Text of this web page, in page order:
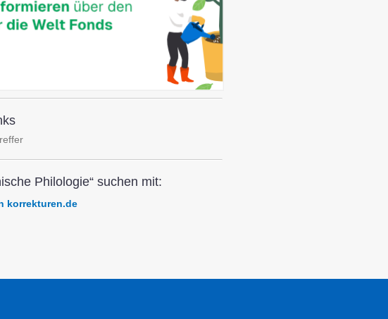
Philologie“ suchen mit:
korrekturen.de